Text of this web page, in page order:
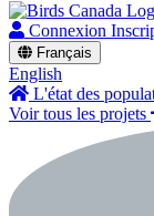
Connexion
Français
English
L'état des
Voir tous les projets